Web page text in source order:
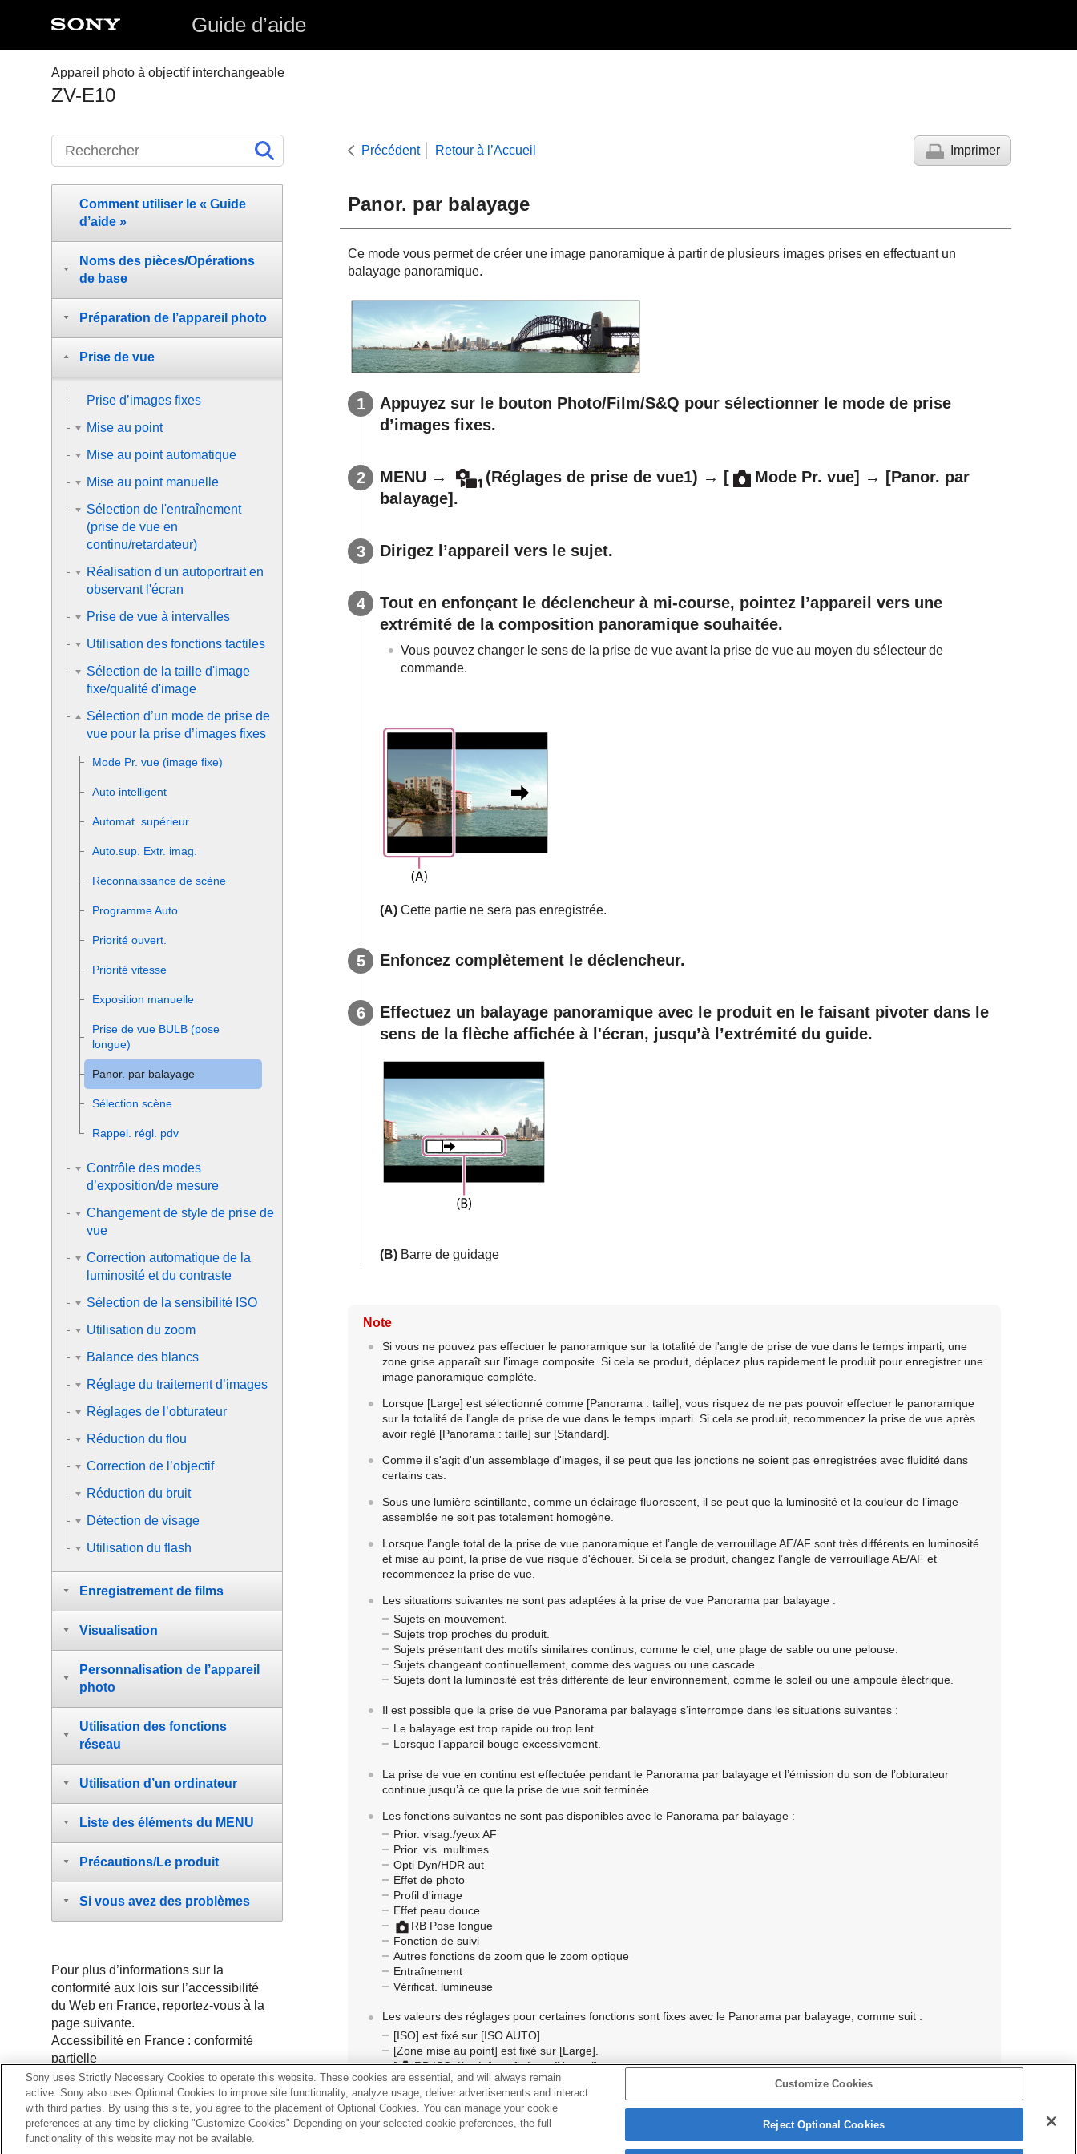
Guide d’aide
Appareil photo à objectif interchangeable
ZV-E10
Précédent Retour à l’Accueil Imprimer
Panor. par balayage
Ce mode vous permet de créer une image panoramique à partir de plusieurs images prises en effectuant un
balayage panoramique.
Appuyez sur le bouton Photo/Film/S&Q pour sélectionner le mode de prise
d’images fixes.
MENU → (Réglages de prise de vue1) → [ Mode Pr. vue] → [Panor. par
balayage] .
Dirigez l’appareil vers le sujet.
Tout en enfonçant le déclencheur à mi-course, pointez l’appareil vers une
extrémité de la composition panoramique souhaitée.
Vous pouvez changer le sens de la prise de vue avant la prise de vue au moyen du sélecteur de
commande.
(A) Cette partie ne sera pas enregistrée.
Enfoncez complètement le déclencheur.
Effectuez un balayage panoramique avec le produit en le faisant pivoter dans le
sens de la flèche affichée à l'écran, jusqu’à l’extrémité du guide.
(B) Barre de guidage
Note
Si vous ne pouvez pas effectuer le panoramique sur la totalité de l'angle de prise de vue dans le temps imparti, une
zone grise apparaît sur l’image composite. Si cela se produit, déplacez plus rapidement le produit pour enregistrer une
image panoramique complète.
Lorsque [Large] est sélectionné comme [Panorama : taille] , vous risquez de ne pas pouvoir effectuer le panoramique
sur la totalité de l'angle de prise de vue dans le temps imparti. Si cela se produit, recommencez la prise de vue après
avoir réglé [Panorama : taille] sur [Standard]
Comme il s'agit d'un assemblage d'images, il se peut que les jonctions ne soient pas enregistrées avec fluidité dans
certains cas.
Sous une lumière scintillante, comme un éclairage fluorescent, il se peut que la luminosité et la couleur de l’image
assemblée ne soit pas totalement homogène.
Lorsque l’angle total de la prise de vue panoramique et l’angle de verrouillage AE/AF sont très différents en luminosité
et mise au point, la prise de vue risque d'échouer. Si cela se produit, changez l’angle de verrouillage AE/AF et
recommencez la prise de vue.
Les situations suivantes ne sont pas adaptées à la prise de vue Panorama par balayage :
Sujets en mouvement.
Sujets trop proches du produit.
Sujets présentant des motifs similaires continus, comme le ciel, une plage de sable ou une pelouse.
Sujets changeant continuellement, comme des vagues ou une cascade.
Sujets dont la luminosité est très différente de leur environnement, comme le soleil ou une ampoule électrique.
Il est possible que la prise de vue Panorama par balayage s’interrompe dans les situations suivantes :
Le balayage est trop rapide ou trop lent.
Lorsque l’appareil bouge excessivement.
La prise de vue en continu est effectuée pendant le Panorama par balayage et l’émission du son de l’obturateur
continue jusqu’à ce que la prise de vue soit terminée.
Les fonctions suivantes ne sont pas disponibles avec le Panorama par balayage :
Prior. visag./yeux AF
Prior. vis. multimes.
Opti Dyn/HDR aut
Effet de photo
Profil d'image
Effet peau douce
RB Pose longue
Fonction de suivi
Autres fonctions de zoom que le zoom optique
Entraînement
Vérificat. lumineuse
Les valeurs des réglages pour certaines fonctions sont fixes avec le Panorama par balayage, comme suit :
[ISO] est fixé sur [ISO AUTO]
[Zone mise au point] est fixé sur [Large]
[
RB ISO élevée]est fixé sur[Normal].
[Mode Flash]est fixé sur[Flash désactivé]
Haut de la page
Comment utiliser le « Guide
d’aide »
Noms des pièces/Opérations
de base
Préparation de l’appareil photo
Prise de vue
Prise d’images fixes
Mise au point
Mise au point automatique
Mise au point manuelle
Sélection de l'entraînement
(prise de vue en
continu/retardateur)
Réalisation d'un autoportrait en
observant l'écran
Prise de vue à intervalles
Utilisation des fonctions tactiles
Sélection de la taille d'image
fixe/qualité d'image
Sélection d’un mode de prise de
vue pour la prise d’images fixes
Mode Pr. vue (image fixe)
Auto intelligent
Automat. supérieur
Auto.sup. Extr. imag.
Reconnaissance de scène
Programme Auto
Priorité ouvert.
Priorité vitesse
Exposition manuelle
Prise de vue BULB (pose
longue)
Panor. par balayage
Sélection scène
Rappel. régl. pdv
Contrôle des modes
d’exposition/de mesure
Changement de style de prise de
vue
Correction automatique de la
luminosité et du contraste
Sélection de la sensibilité ISO
Utilisation du zoom
Balance des blancs
Réglage du traitement d’images
Réglages de l’obturateur
Réduction du flou
Correction de l’objectif
Réduction du bruit
Détection de visage
Utilisation du flash
Enregistrement de films
Visualisation
Personnalisation de l’appareil
photo
Utilisation des fonctions
réseau
Utilisation d’un ordinateur
Liste des éléments du MENU
Précautions/Le produit
Si vous avez des problèmes
Pour plus d’informations sur la
conformité aux lois sur l’accessibilité
du Web en France, reportez-vous à la
page suivante.
Accessibilité en France : conformité
partielle
https://helpguide.sony.net/accessibility/f
rance/v1/fr/index.html
Sony uses Strictly Necessary Cookies to operate this website. These cookies are essential, and will always remain
active. Sony also uses Optional Cookies to improve site functionality, analyze usage, deliver advertisements and interact
with third parties. By using this site, you agree to the placement of Optional Cookies. You can manage your cookie
preferences at any time by clicking "Customize Cookies" Depending on your selected cookie preferences, the full
functionality of this website may not be available.
Customize Cookies
Reject Optional Cookies